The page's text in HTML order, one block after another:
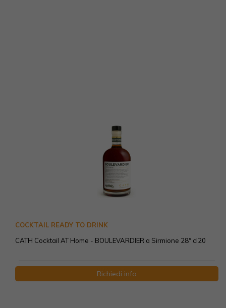
COCKTAIL READY TO DRINK
CATH Cocktail AT Home - BOULEVARDIER a Sirmione 28° cl20
Richiedi info